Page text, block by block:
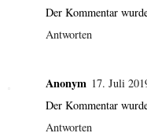
Der Kommentar
Antworten
Anonym 17. Juli
Der Kommentar
Antworten